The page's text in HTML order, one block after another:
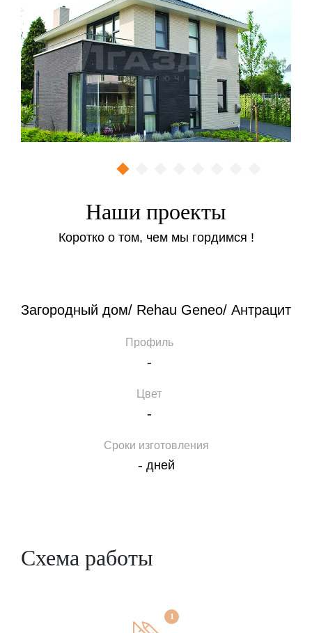
Наши проекты
Коротко о том, чем мы гордимся !
Загородный дом/ Rehau Geneo/ Антрацит
Профиль
-
Цвет
-
Сроки изготовления
- дней
Схема работы